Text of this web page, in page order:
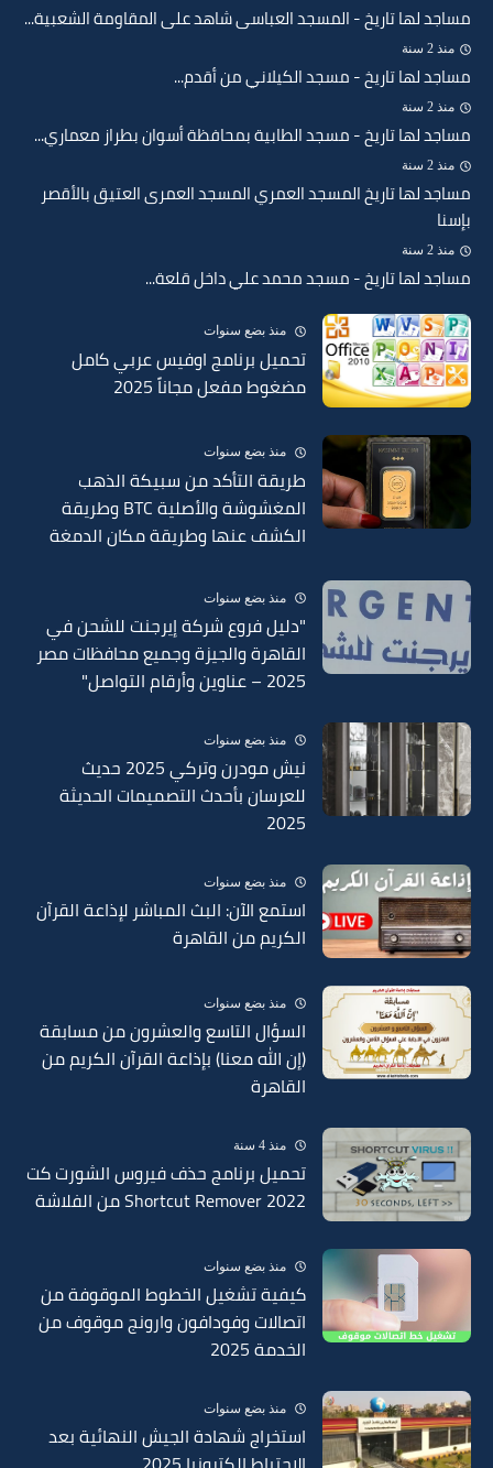
مساجد لها تاريخ - المسجد العباسى شاهد على المقاومة الشعبية...
منذ 2 سنة
مساجد لها تاريخ - مسجد الكيلاني من أقدم...
منذ 2 سنة
مساجد لها تاريخ - مسجد الطابية بمحافظة أسوان بطراز معماري...
منذ 2 سنة
مساجد لها تاريخ المسجد العمري المسجد العمرى العتيق بالأقصر
بإسنا
منذ 2 سنة
مساجد لها تاريخ - مسجد محمد علي داخل قلعة...
منذ بضع سنوات
تحميل برنامج اوفيس عربي كامل
مضغوط مفعل مجاناً 2025
منذ بضع سنوات
طريقة التأكد من سبيكة الذهب
المغشوشة والأصلية BTC وطريقة
الكشف عنها وطريقة مكان الدمغة
منذ بضع سنوات
"دليل فروع شركة إيرجنت للشحن في
القاهرة والجيزة وجميع محافظات مصر
2025 – عناوين وأرقام التواصل"
منذ بضع سنوات
نيش مودرن وتركي 2025 حديث
للعرسان بأحدث التصميمات الحديثة
2025
منذ بضع سنوات
استمع الآن: البث المباشر لإذاعة القرآن
الكريم من القاهرة
منذ بضع سنوات
السؤال التاسع والعشرون من مسابقة
(إن الله معنا) بإذاعة القرآن الكريم من
القاهرة
منذ 4 سنة
تحميل برنامج حذف فيروس الشورت كت
Shortcut Remover 2022 من الفلاشة
منذ بضع سنوات
كيفية تشغيل الخطوط الموقوفة من
اتصالات وفودافون وارونج موقوف من
الخدمة 2025
منذ بضع سنوات
استخراج شهادة الجيش النهائية بعد